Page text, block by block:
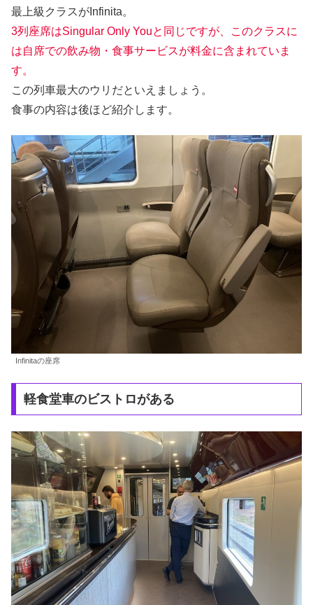
最上級クラスがInfinita。
3列座席はSingular Only Youと同じですが、このクラスに
は自席での飲み物・食事サービスが料金に含まれていま
す。
この列車最大のウリだといえましょう。
食事の内容は後ほど紹介します。
Infinitaの座席
軽食堂車のビストロがある